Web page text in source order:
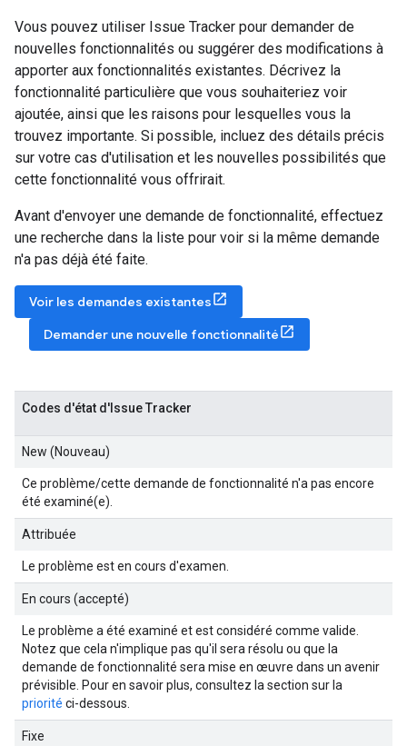
Vous pouvez utiliser Issue Tracker pour demander de
nouvelles fonctionnalités ou suggérer des modifications à
apporter aux fonctionnalités existantes. Décrivez la
fonctionnalité particulière que vous souhaiteriez voir
ajoutée, ainsi que les raisons pour lesquelles vous la
trouvez importante. Si possible, incluez des détails précis
sur votre cas d'utilisation et les nouvelles possibilités que
cette fonctionnalité vous offrirait.
Avant d'envoyer une demande de fonctionnalité, effectuez
une recherche dans la liste pour voir si la même demande
n'a pas déjà été faite.
Voir les demandes existantes
Demander une nouvelle fonctionnalité
Codes d'état d'Issue Tracker
New (Nouveau)
Ce problème/cette demande de fonctionnalité n'a pas encore
été examiné(e).
Attribuée
Le problème est en cours d'examen.
En cours (accepté)
Le problème a été examiné et est considéré comme valide.
Notez que cela n'implique pas qu'il sera résolu ou que la
demande de fonctionnalité sera mise en œuvre dans un avenir
prévisible. Pour en savoir plus, consultez la section sur la
priorité ci-dessous.
Fixe